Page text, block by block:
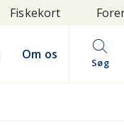
Fiskekort
Om os
Søg